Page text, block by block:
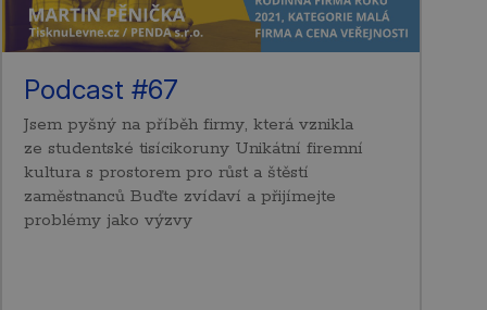
Podcast #67
Jsem pyšný na příběh firmy, která vznikla
ze studentské tisícikoruny Unikátní firemní
kultura s prostorem pro růst a štěstí
zaměstnanců Buďte zvídaví a přijímejte
problémy jako výzvy